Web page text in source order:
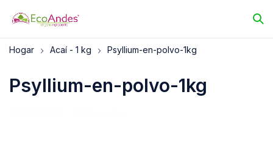
Hogar Acaí - 1 kg Psyllium-en-polvo-1kg
Psyllium-en-polvo-1kg